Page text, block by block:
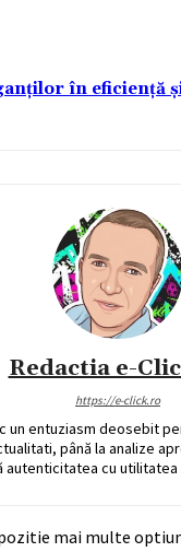
în eficiență
Redactia e-
https://e-click.ro
entuziasm deosebit
până la analize
autenticitatea cu
mai multe